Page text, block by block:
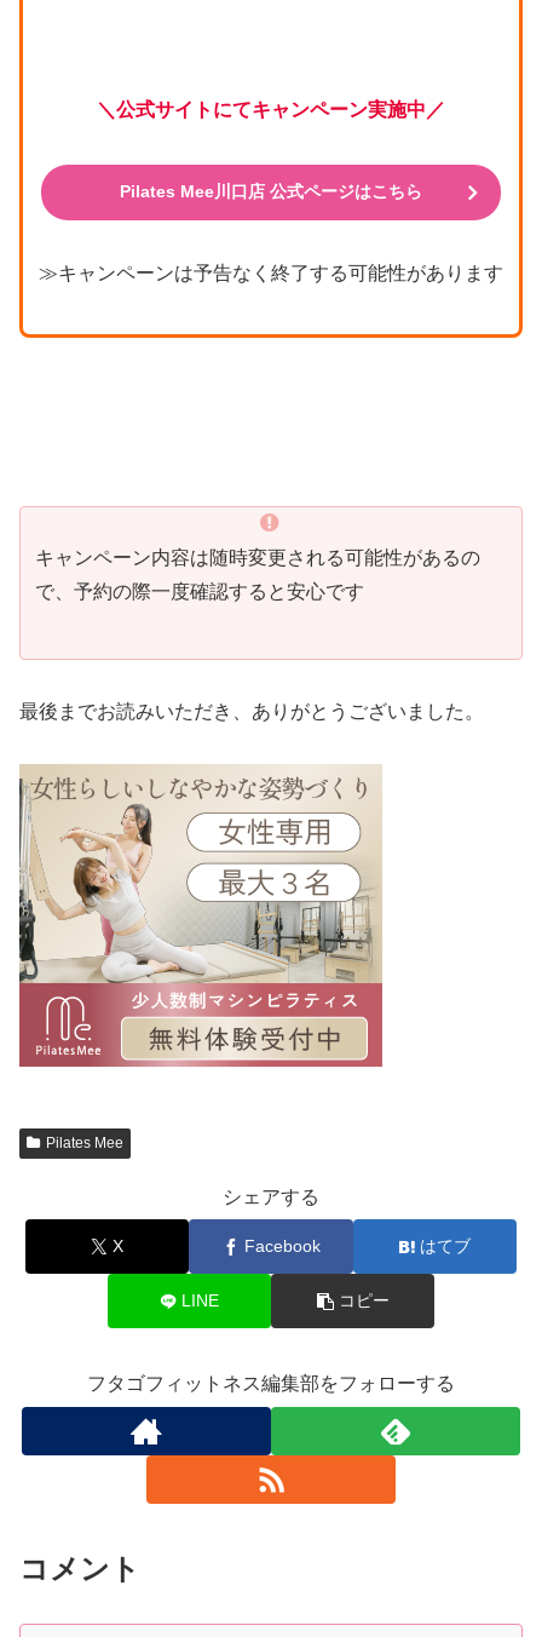
＼公式サイトにてキャンペーン実施中／
Pilates Mee川口店 公式ページはこちら
≫キャンペーンは予告なく終了する可能性があります
キャンペーン内容は随時変更される可能性があるの
で、予約の際一度確認すると安心です
最後までお読みいただき、ありがとうございました。
Pilates Mee
シェアする
X Facebook はてブ
LINE コピー
フタゴフィットネス編集部をフォローする
コメント